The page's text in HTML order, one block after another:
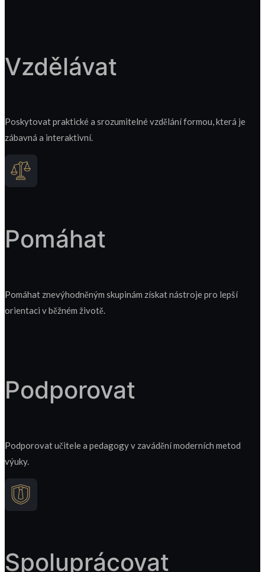
Vzdělávat
Poskytovat praktické a srozumitelné vzdělání formou, která je
zábavná a interaktivní.
Pomáhat
Pomáhat znevýhodněným skupinám získat nástroje pro lepší
orientaci v běžném životě.
Podporovat
Podporovat učitele a pedagogy v zavádění moderních metod
výuky.
Spoluprácovat